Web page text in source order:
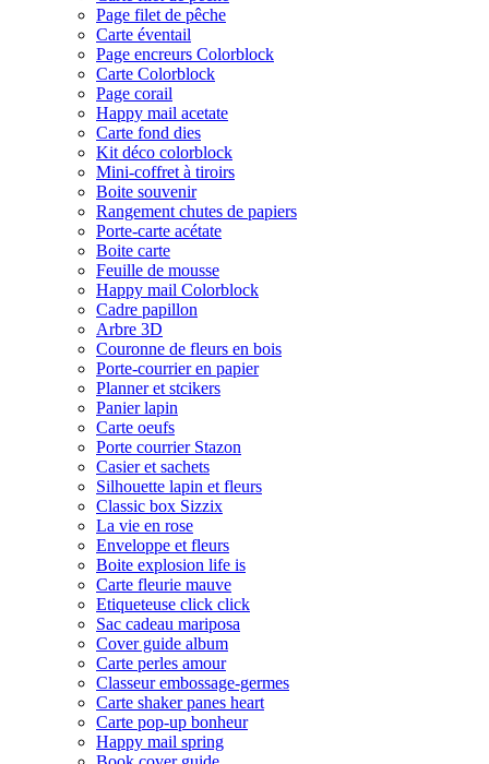
Page filet de pêche
Carte éventail
Page encreurs Colorblock
Carte Colorblock
Page corail
Happy mail acetate
Carte fond dies
Kit déco colorblock
Mini-coffret à tiroirs
Boite souvenir
Rangement chutes de papiers
Porte-carte acétate
Boite carte
Feuille de mousse
Happy mail Colorblock
Cadre papillon
Arbre 3D
Couronne de fleurs en bois
Porte-courrier en papier
Planner et stcikers
Panier lapin
Carte oeufs
Porte courrier Stazon
Casier et sachets
Silhouette lapin et fleurs
Classic box Sizzix
La vie en rose
Enveloppe et fleurs
Boite explosion life is
Carte fleurie mauve
Etiqueteuse click click
Sac cadeau mariposa
Cover guide album
Carte perles amour
Classeur embossage-germes
Carte shaker panes heart
Carte pop-up bonheur
Happy mail spring